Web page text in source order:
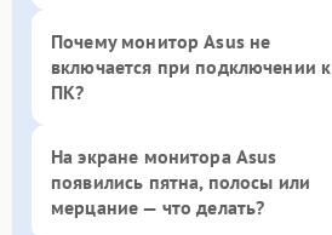
Почему монитор Asus не
включается при подключении к
ПК?
На экране монитора Asus
появились пятна, полосы или
мерцание — что делать?